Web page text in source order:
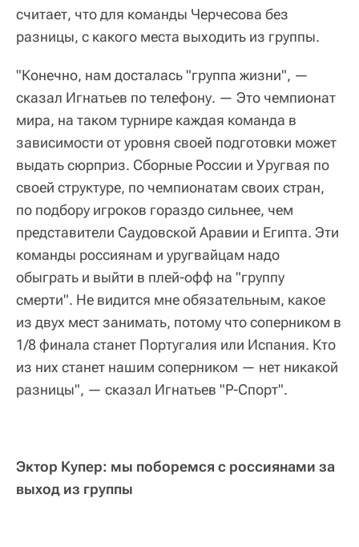
считает, что для команды Черчесова без
разницы, с какого места выходить из группы.
"Конечно, нам досталась "группа жизни", —
сказал Игнатьев по телефону. — Это чемпионат
мира, на таком турнире каждая команда в
зависимости от уровня своей подготовки может
выдать сюрприз. Сборные России и Уругвая по
своей структуре, по чемпионатам своих стран,
по подбору игроков гораздо сильнее, чем
представители Саудовской Аравии и Египта. Эти
команды россиянам и уругвайцам надо
обыграть и выйти в плей-офф на "группу
смерти". Не видится мне обязательным, какое
из двух мест занимать, потому что соперником в
1/8 финала станет Португалия или Испания. Кто
из них станет нашим соперником — нет никакой
разницы", — сказал Игнатьев "Р-Спорт".
Эктор Купер: мы поборемся с россиянами за
выход из группы